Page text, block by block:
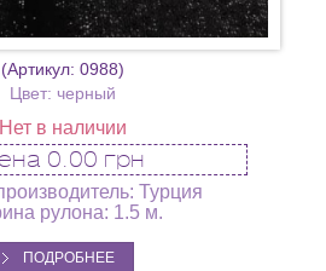
(Артикул: 0988)
Цвет: черный
Нет в наличии
0.00 грн
Турция
рулона: 1.5 м.
ПОДРОБНЕЕ